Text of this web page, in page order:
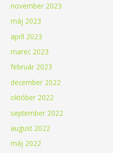
november 2023
máj 2023
apríl 2023
marec 2023
február 2023
december 2022
október 2022
september 2022
august 2022
máj 2022